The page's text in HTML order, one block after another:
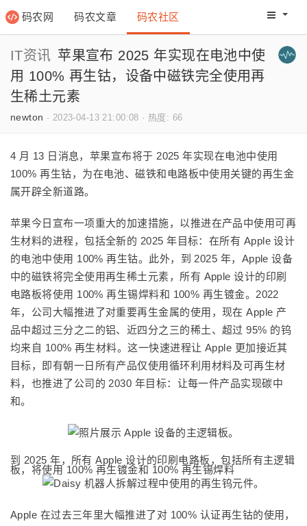
码农网 码农文章 码农社区 码农网
IT资讯 苹果宣布 2025 年实现在电池中使
用 100% 再生钴，设备中磁铁完全使用再
生稀土元素
newton · 2023-04-13 21:00:08 · 热度: 66
4 月 13 日消息，苹果宣布将于 2025 年实现在电池中使用
100% 再生钴，为在电池、磁铁和电路板中使用关键的再生金
属开辟全新道路。
苹果今日宣布一项重大的加速措施，以推进在产品中使用可再
生材料的进程，包括全新的 2025 年目标：在所有 Apple 设计
的电池中使用 100% 再生钴。此外，到 2025 年，Apple 设备
中的磁铁将完全使用再生稀土元素，所有 Apple 设计的印刷
电路板将使用 100% 再生锡焊料和 100% 再生镀金。2022
年，公司大幅推进了对重要再生金属的使用，现在 Apple 产
品中超过三分之二的铝、近四分之三的稀土、超过 95% 的钨
均来自 100% 再生材料。这一快速进程让 Apple 更加接近其
目标，即有朝一日所有产品仅使用循环利用材料及可再生材
料，也推进了公司的 2030 年目标：让每一件产品实现碳中
和。
到 2025 年，所有 Apple 设计的印刷电路板，包括所有主逻辑
板，将使用 100% 再生镀金和 100% 再生锡焊料
Apple 在过去三年里大幅推进了对 100% 认证再生钴的使用，